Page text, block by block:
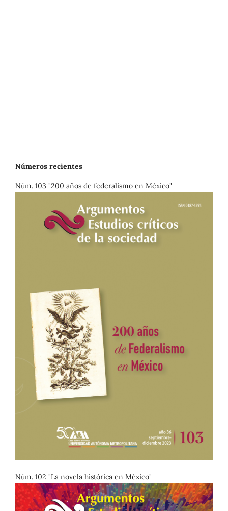
Números recientes
Núm. 103 "200 años de federalismo en México"
Núm. 102 "La novela histórica en México"